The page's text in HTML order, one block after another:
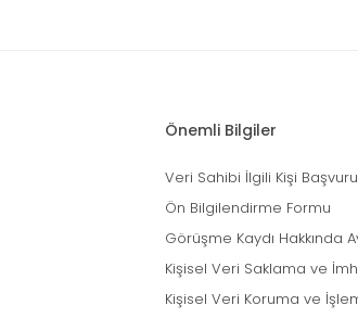
Önemli Bilgiler
Veri Sahibi İlgili Kişi
Ön Bilgilendirme Formu
Görüşme Kaydı Hakkında
Kişisel Veri Saklama ve
Kişisel Veri Koruma ve